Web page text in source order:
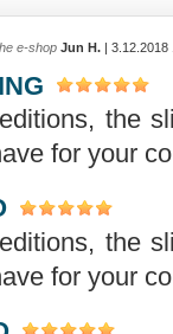
e-shop Jun H. | 3.12.2018
the
for your
the
for your